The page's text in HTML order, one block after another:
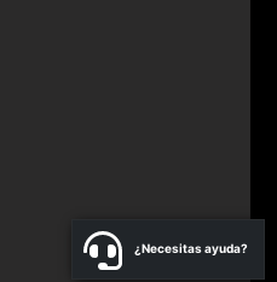
¿Necesitas ayuda?